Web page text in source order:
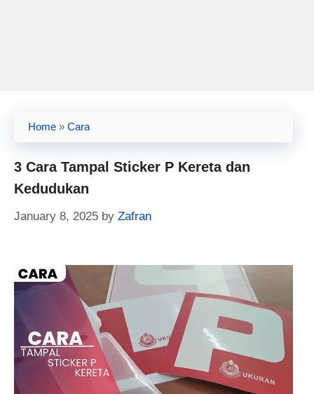
Home » Cara
3 Cara Tampal Sticker P Kereta dan
Kedudukan
January 8, 2025 by Zafran